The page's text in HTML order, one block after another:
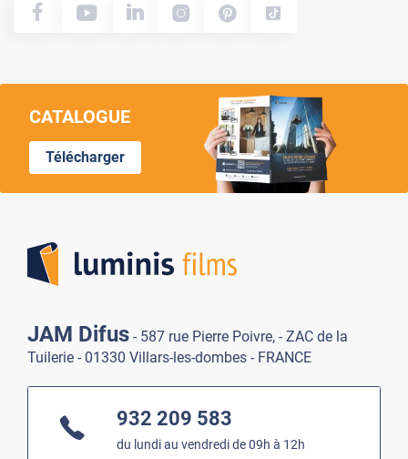
CATALOGUE
Télécharger
JAM Difus - 587 rue Pierre Poivre, - ZAC de la
Tuilerie - 01330 Villars-les-dombes - FRANCE
932 209 583
du lundi au vendredi de 09h à 12h